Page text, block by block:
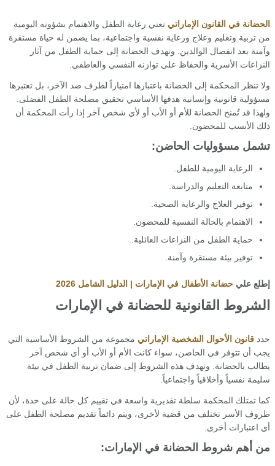
الحضانة في القانون الإماراتي تعني رعاية الطفل والاهتمام بشؤونه اليومية
من تربية وتعليم وعلاج ورعاية نفسية واجتماعية، بما يضمن له حياة مستقرة
وآمنة بعد انفصال الوالدين. وتهدف الحضانة إلى حماية الطفل من آثار
النزاعات الأسرية والحفاظ على توازنه النفسي والعاطفي.
ولا تنظر المحكمة إلى الحضانة باعتبارها امتيازاً لطرف ضد الآخر، بل تعتبرها
مسؤولية قانونية وإنسانية هدفها الأساسي تحقيق مصلحة الطفل الفضلى.
ولهذا قد تُمنح الحضانة للأم أو الأب أو لأي شخص آخر إذا رأت المحكمة أن
ذلك الأنسب للمحضون.
تشمل مسؤوليات الحاضن:
الرعاية اليومية للطفل.
متابعة التعليم والدراسة.
توفير العلاج والرعاية الصحية.
الاهتمام بالحالة النفسية للمحضون.
حماية الطفل من النزاعات العائلية.
توفير بيئة مستقرة وآمنة.
إطلع علي حضانة الأطفال في الإمارات | الدليل الشامل 2026
الشروط القانونية للحضانة في الإمارات
حدد قانون الأحوال الشخصية الإماراتي مجموعة من الشروط الأساسية التي
يجب أن تتوفر في الحاضن، سواء كانت الأم أو الأب أو أي شخص آخر
يطالب بالحضانة. وتهدف هذه الشروط إلى ضمان تربية الطفل في بيئة
سليمة نفسياً وأخلاقياً واجتماعياً.
كما تمتلك المحكمة سلطة تقديرية واسعة في تقييم كل حالة على حدة، لأن
ظروف الأسر تختلف من قضية لأخرى، ويتم دائماً تقديم مصلحة الطفل على
أي اعتبارات أخرى.
من أهم شروط الحضانة في الإمارات: